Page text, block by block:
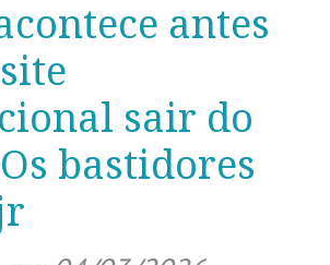
antes
sair do
bastidores